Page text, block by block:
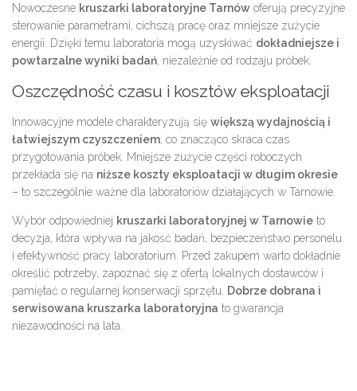
Nowoczesne kruszarki laboratoryjne Tarnów oferują precyzyjne
sterowanie parametrami, cichszą pracę oraz mniejsze zużycie
energii. Dzięki temu laboratoria mogą uzyskiwać dokładniejsze i
powtarzalne wyniki badań , niezależnie od rodzaju próbek.
Oszczędność czasu i kosztów eksploatacji
Innowacyjne modele charakteryzują się większą wydajnością i
łatwiejszym czyszczeniem , co znacząco skraca czas
przygotowania próbek. Mniejsze zużycie części roboczych
przekłada się na niższe koszty eksploatacji w długim okresie
– to szczególnie ważne dla laboratoriów działających w Tarnowie.
Wybór odpowiedniej kruszarki laboratoryjnej w Tarnowie to
decyzja, która wpływa na jakość badań, bezpieczeństwo personelu
i efektywność pracy laboratorium. Przed zakupem warto dokładnie
określić potrzeby, zapoznać się z ofertą lokalnych dostawców i
pamiętać o regularnej konserwacji sprzętu. Dobrze dobrana i
serwisowana kruszarka laboratoryjna to gwarancja
niezawodności na lata.